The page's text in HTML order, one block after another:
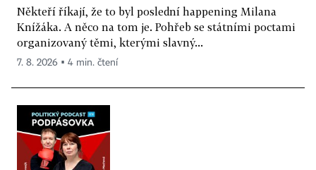
Někteří říkají, že to byl poslední happening Milana
Knížáka. A něco na tom je. Pohřeb se státními poctami
organizovaný těmi, kterými slavný...
7. 8. 2026 ▪ 4 min. čtení